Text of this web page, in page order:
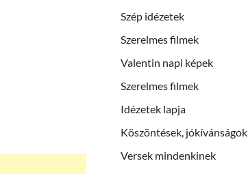
Szép idézetek
Szerelmes filmek
Valentin napi képek
Szerelmes filmek
Idézetek lapja
Köszöntések, jókívánságok
Versek mindenkinek